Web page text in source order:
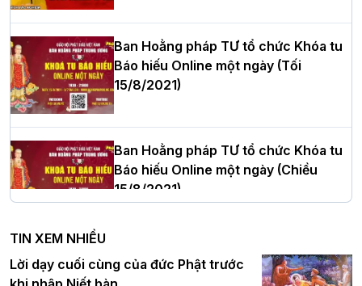
cử Trưởng BTS GHPGVN thành phố Hải
Phòng nhiệm kỳ 2026 – 2031
Thượng tọa Thích Tâm Chính được suy
cử tân Trưởng ban Trị sự GHPGVN tỉnh
Hà Nội: Tăng Ni Trường hạ Bồ Đề trang
nghiêm tác pháp Tiền an cư PL.2570 –
DL.2026
Ban Hoằng pháp TƯ tổ chức Khóa tu
Báo hiếu Online một ngày (Tối
15/8/2021)
Ban Hoằng pháp TƯ tổ chức Khóa tu
Báo hiếu Online một ngày (Chiều
15/8/2021)
Ban Hoằng pháp TƯ tổ chức Khóa tu
Báo hiếu Online một ngày (Sáng
TIN XEM NHIỀU
Lời dạy cuối cùng của đức Phật trước